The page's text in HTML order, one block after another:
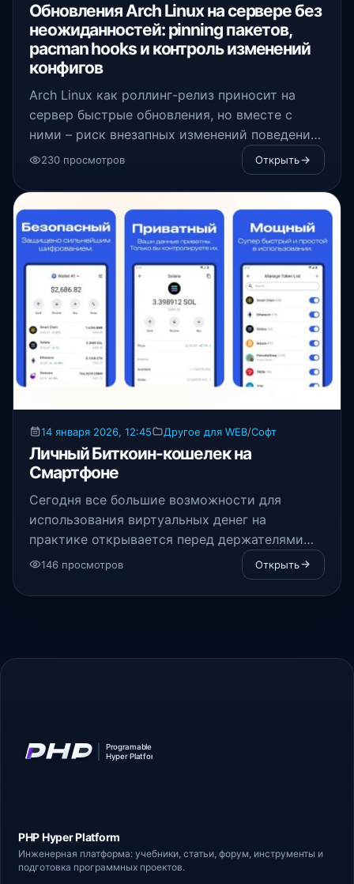
Обновления Arch Linux на сервере без
неожиданностей: pinning пакетов,
pacman hooks и контроль изменений
конфигов
Arch Linux как роллинг-релиз приносит на
сервер быстрые обновления, но вместе с
ними – риск внезапных изменений поведения
сервисов
230 просмотров Открыть
14 января 2026, 12:45 Другое для WEB/Софт
Личный Биткоин-кошелек на
Смартфоне
Сегодня все большие возможности для
использования виртуальных денег на
практике открывается перед держателями
криптовалют.
146 просмотров Открыть
PHP HyperPlatform
Инженерная платформа: учебники, статьи, форум , инструменты и
подготовка программных проектов.